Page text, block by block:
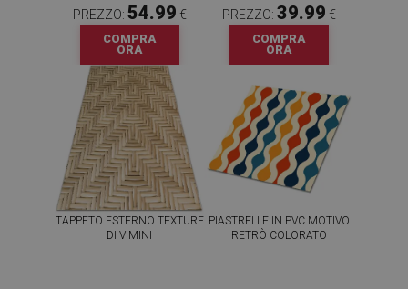
PREZZO: 54.99 €
COMPRA
ORA
PREZZO: 39.99 €
COMPRA
ORA
TAPPETO ESTERNO TEXTURE
DI VIMINI
PIASTRELLE IN PVC MOTIVO
RETRÒ COLORATO